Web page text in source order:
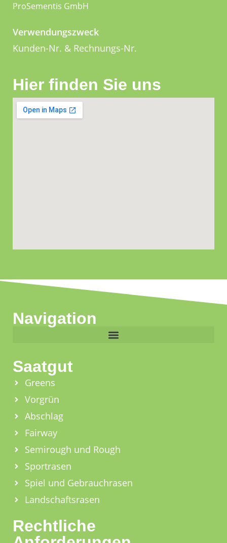
ProSementis GmbH
Verwendungszweck
Kunden-Nr. & Rechnungs-Nr.
Hier finden Sie uns
Navigation
Saatgut
Greens
Vorgrün
Abschlag
Fairway
Semirough und Rough
Sportrasen
Spiel und Gebrauchrasen
Landschaftsrasen
Rechtliche